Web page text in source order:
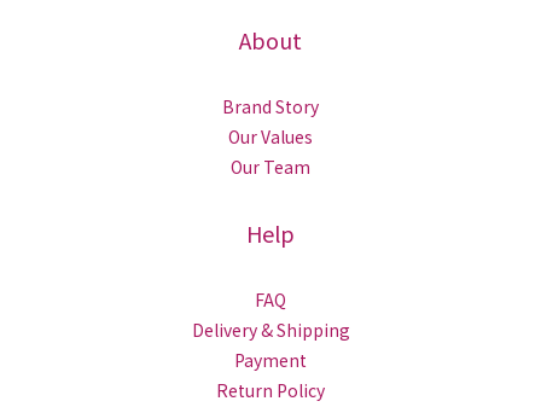
近期愛上超火紅的居家科技保養
Ands beauty 脈衝離子多功能美容儀
About
Brand Story
Our Values
Our Team
Help
FAQ
Delivery & Shipping
Payment
Return Policy